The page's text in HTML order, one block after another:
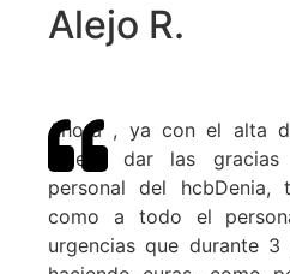
Alejo R.
Ahora , ya con el alta
quiero dar las
personal del hcbDenia,
como a todo el
urgencias que durante